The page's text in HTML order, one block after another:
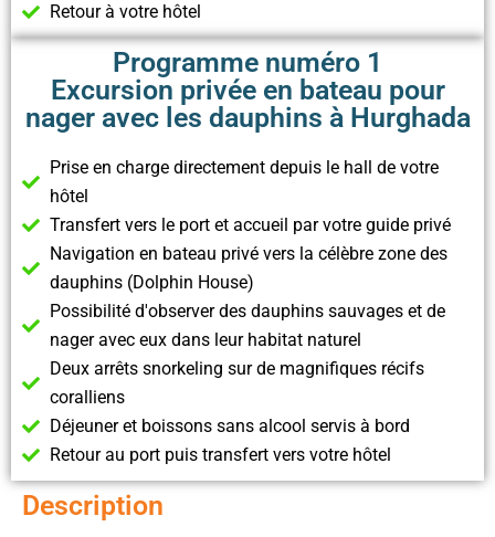
Retour à votre hôtel
Programme numéro 1
Excursion privée en bateau pour
nager avec les dauphins à Hurghada
Prise en charge directement depuis le hall de votre
hôtel
Transfert vers le port et accueil par votre guide privé
Navigation en bateau privé vers la célèbre zone des
dauphins (Dolphin House)
Possibilité d'observer des dauphins sauvages et de
nager avec eux dans leur habitat naturel
Deux arrêts snorkeling sur de magnifiques récifs
coralliens
Déjeuner et boissons sans alcool servis à bord
Retour au port puis transfert vers votre hôtel
Description